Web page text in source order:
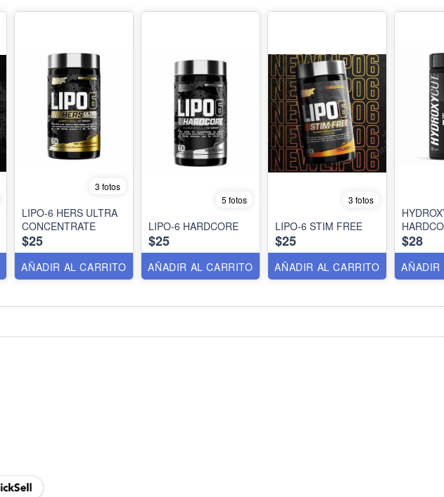
3 fotos
LIPO-6 HERS ULTRA
CONCENTRATE
$25
AÑADIR AL CARRITO
5 fotos
LIPO-6 HARDCORE
$25
AÑADIR AL CARRITO
3 fotos
LIPO-6 STIM FREE
$25
AÑADIR AL CARRITO
$28
AÑADIR